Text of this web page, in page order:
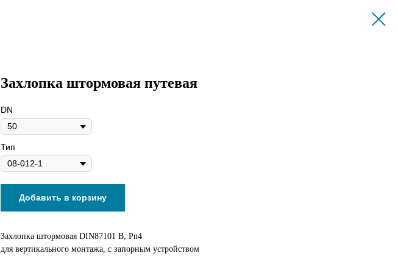
Захлопка штормовая путевая
DN
Тип
Добавить в корзину
Захлопка штормовая DIN87101 B, Pn4
для вертикального монтажа, с запорным устройством